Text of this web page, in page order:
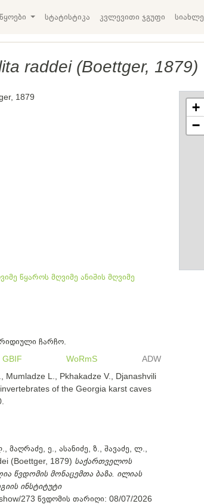
სტატისტიკა კვლევითი ჯგუფი სიახლე
raddei (Boettger, 1879)
1879
წყაროს მღვიმე ანიშის მღვიმე
ჩარჩო.
GBIF WoRmS
ADW
Mumladze L., Pkhakadze V., Djanashvili
of the Georgia karst caves
ე., ასანიძე, ზ., შავაძე, ლ.,
(Boettger, 1879) საქართველოს
წვდომის მონაცემთა ბაზა. ილიას
ინსტიტუტი
273 წვდომის თარიღი: 08/07/2026
+
−